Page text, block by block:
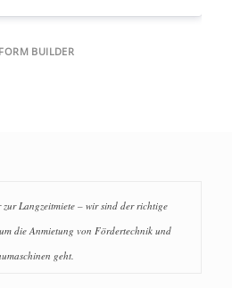
BUILDER
zur Langzeitmiete – wir sind der richtige
die Anmietung von Fördertechnik und
geht.